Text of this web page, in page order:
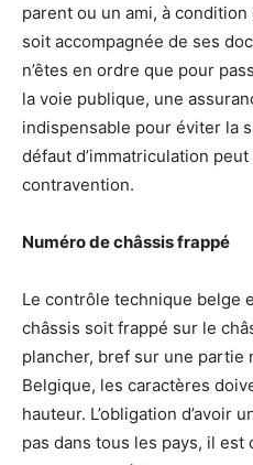
parent ou un ami, à
soit accompagnée de ses
n’êtes en ordre que pour
la voie publique, une
indispensable pour éviter la
défaut d’immatriculation
contravention.
Numéro de châssis frappé
Le contrôle technique belge
châssis soit frappé sur le
plancher, bref sur une partie
Belgique, les caractères
hauteur. L’obligation d’avoir
pas dans tous les pays, il